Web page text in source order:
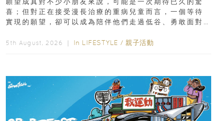
喜；但對正在接受漫長治療的重病兒童而言，一個等待
實現的願望，卻可以成為陪伴他們走過低谷、勇敢面對
5th August, 2026 ｜ In LIFESTYLE / 親子活動